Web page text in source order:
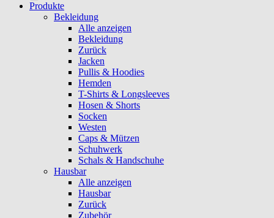
Produkte
Bekleidung
Alle anzeigen
Bekleidung
Zurück
Jacken
Pullis & Hoodies
Hemden
T-Shirts & Longsleeves
Hosen & Shorts
Socken
Westen
Caps & Mützen
Schuhwerk
Schals & Handschuhe
Hausbar
Alle anzeigen
Hausbar
Zurück
Zubehör